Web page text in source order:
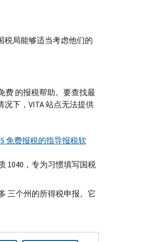
税局能够适当考虑他们的
费 的报税帮助。要查找最
况下， VITA站点无法提供
免费报税的指导报税软
1040，专为习惯填写国税
三个州的所得税申报。它